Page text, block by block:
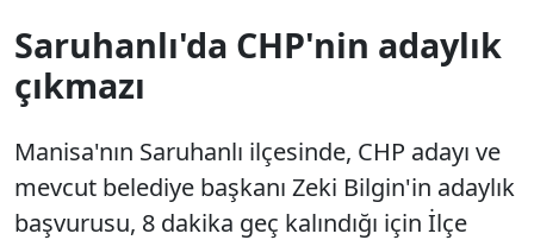
Saruhanlı'da CHP'nin adaylık
çıkmazı
Manisa'nın Saruhanlı ilçesinde, CHP adayı ve
mevcut belediye başkanı Zeki Bilgin'in adaylık
başvurusu, 8 dakika geç kalındığı için İlçe